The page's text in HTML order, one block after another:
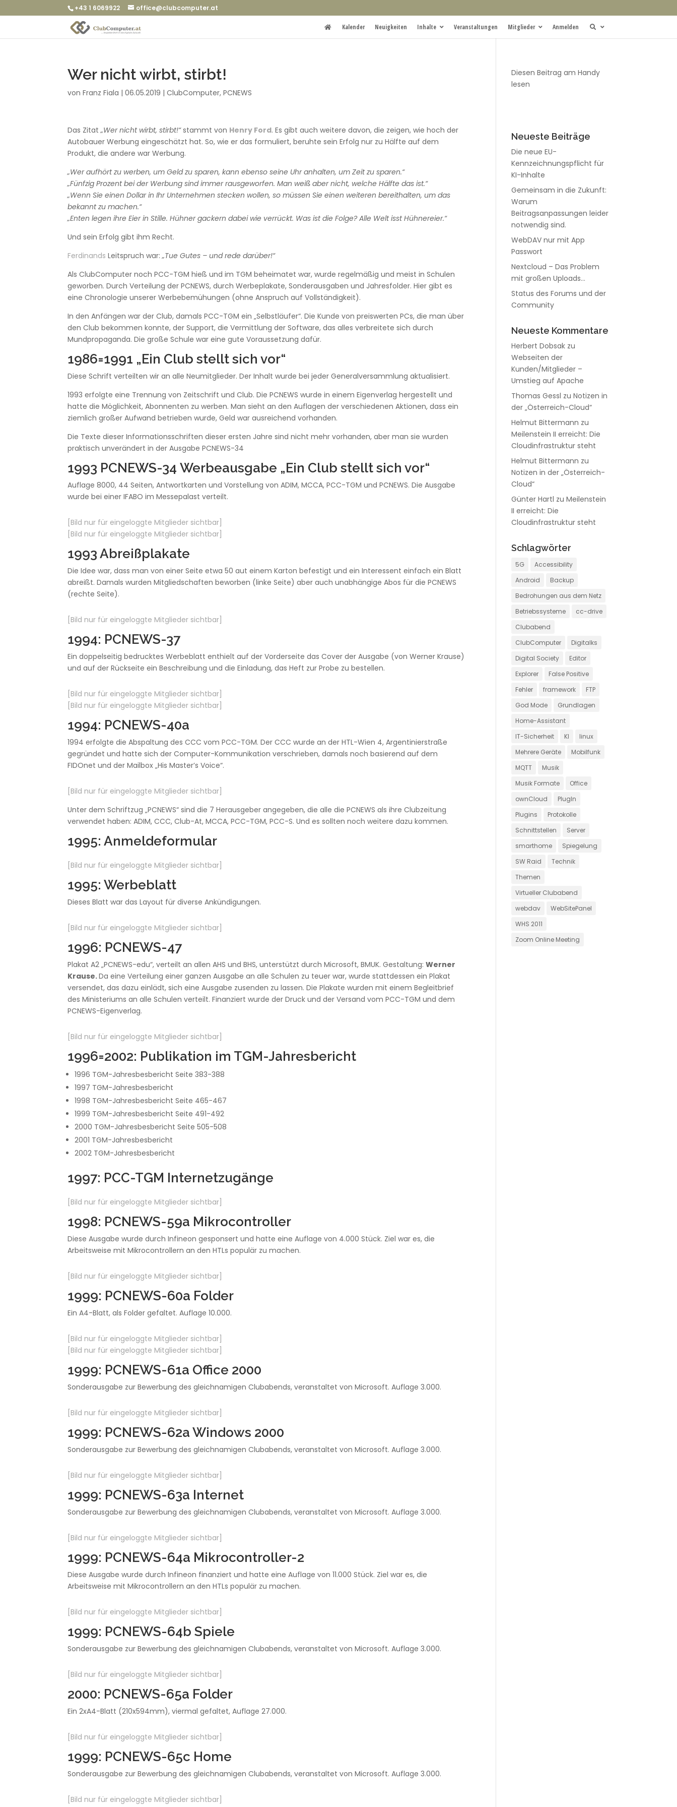
+43 1 6069922 office@clubcomputer.at
Kalender Neuigkeiten Inhalte Veranstaltungen Mitglieder Anmelden
Wer nicht wirbt, stirbt!
vonFranz Fiala |06.05.2019 |ClubComputer,PCNEWS
Das Zitat„Wer nicht wirbt, stirbt!“stammt von Henry Ford. Es gibt auch weitere davon, die zeigen, wie hoch der
Autobauer Werbung eingeschätzt hat. So, wie er das formuliert, beruhte sein Erfolg nur zu Hälfte auf dem
Produkt, die andere war Werbung.
„Wer aufhört zu werben, um Geld zu sparen, kann ebenso seine Uhr anhalten, um Zeit zu sparen.“
„Fünfzig Prozent bei der Werbung sind immer rausgeworfen. Man weiß aber nicht, welche Hälfte das ist.“
„Wenn Sie einen Dollar in Ihr Unternehmen stecken wollen, so müssen Sie einen weiteren bereithalten, um das
bekannt zu machen.“
„Enten legen ihre Eier in Stille. Hühner gackern dabei wie verrückt. Was ist die Folge? Alle Welt isst Hühnereier.“
Und sein Erfolg gibt ihm Recht.
Ferdinands Leitspruch war:„Tue Gutes – und rede darüber!“
Als ClubComputer noch PCC-TGM hieß und im TGM beheimatet war, wurde regelmäßig und meist in Schulen
geworben. Durch Verteilung der PCNEWS, durch Werbeplakate, Sonderausgaben und Jahresfolder. Hier gibt es
eine Chronologie unserer Werbebemühungen (ohne Anspruch auf Vollständigkeit).
In den Anfängen war der Club, damals PCC-TGM ein „Selbstläufer“. Die Kunde von preiswerten PCs, die man über
den Club bekommen konnte, der Support, die Vermittlung der Software, das alles verbreitete sich durch
Mundpropaganda. Die große Schule war eine gute Voraussetzung dafür.
1986=1991 „Ein Club stellt sich vor“
Diese Schrift verteilten wir an alle Neumitglieder. Der Inhalt wurde bei jeder Generalversammlung aktualisiert.
1993 erfolgte eine Trennung von Zeitschrift und Club. Die PCNEWS wurde in einem Eigenverlag hergestellt und
hatte die Möglichkeit, Abonnenten zu werben. Man sieht an den Auflagen der verschiedenen Aktionen, dass ein
ziemlich großer Aufwand betrieben wurde, Geld war ausreichend vorhanden.
Die Texte dieser Informationsschriften dieser ersten Jahre sind nicht mehr vorhanden, aber man sie wurden
praktisch unverändert in der Ausgabe PCNEWS-34
1993 PCNEWS-34 Werbeausgabe „Ein Club stellt sich vor“
Auflage 8000, 44 Seiten, Antwortkarten und Vorstellung von ADIM, MCCA, PCC-TGM und PCNEWS. Die Ausgabe
wurde bei einer IFABO im Messepalast verteilt.
[Bild nur für eingeloggte Mitglieder sichtbar]
[Bild nur für eingeloggte Mitglieder sichtbar]
1993 Abreißplakate
Die Idee war, dass man von einer Seite etwa 50 aut einem Karton befestigt und ein Interessent einfach ein Blatt
abreißt. Damals wurden Mitgliedschaften beworben (linke Seite) aber auch unabhängige Abos für die PCNEWS
(rechte Seite).
[Bild nur für eingeloggte Mitglieder sichtbar]
1994: PCNEWS-37
Ein doppelseitig bedrucktes Werbeblatt enthielt auf der Vorderseite das Cover der Ausgabe (von Werner Krause)
und auf der Rückseite ein Beschreibung und die Einladung, das Heft zur Probe zu bestellen.
[Bild nur für eingeloggte Mitglieder sichtbar]
[Bild nur für eingeloggte Mitglieder sichtbar]
1994: PCNEWS-40a
1994 erfolgte die Abspaltung des CCC vom PCC-TGM. Der CCC wurde an der HTL-Wien 4, Argentinierstraße
gegründet und hatte sich der Computer-Kommunikation verschrieben, damals noch basierend auf dem
FIDOnet und der Mailbox „His Master’s Voice“.
[Bild nur für eingeloggte Mitglieder sichtbar]
Unter dem Schriftzug „PCNEWS“ sind die 7 Herausgeber angegeben, die alle die PCNEWS als ihre Clubzeitung
verwendet haben: ADIM, CCC, Club-At, MCCA, PCC-TGM, PCC-S. Und es sollten noch weitere dazu kommen.
1995: Anmeldeformular
[Bild nur für eingeloggte Mitglieder sichtbar]
1995: Werbeblatt
Dieses Blatt war das Layout für diverse Ankündigungen.
[Bild nur für eingeloggte Mitglieder sichtbar]
1996: PCNEWS-47
Plakat A2 „PCNEWS-edu“, verteilt an allen AHS und BHS, unterstützt durch Microsoft, BMUK. Gestaltung:Werner
Krause.Da eine Verteilung einer ganzen Ausgabe an alle Schulen zu teuer war, wurde stattdessen ein Plakat
versendet, das dazu einlädt, sich eine Ausgabe zusenden zu lassen. Die Plakate wurden mit einem Begleitbrief
des Ministeriums an alle Schulen verteilt. Finanziert wurde der Druck und der Versand vom PCC-TGM und dem
PCNEWS-Eigenverlag.
[Bild nur für eingeloggte Mitglieder sichtbar]
1996=2002: Publikation im TGM-Jahresbericht
1996 TGM-Jahresbesbericht Seite 383-388
1997 TGM-Jahresbesbericht
1998 TGM-Jahresbesbericht Seite 465-467
1999 TGM-Jahresbesbericht Seite 491-492
2000 TGM-Jahresbesbericht Seite 505-508
2001 TGM-Jahresbesbericht
2002 TGM-Jahresbesbericht
1997: PCC-TGM Internetzugänge
[Bild nur für eingeloggte Mitglieder sichtbar]
1998: PCNEWS-59a Mikrocontroller
Diese Ausgabe wurde durch Infineon gesponsert und hatte eine Auflage von 4.000 Stück. Ziel war es, die
Arbeitsweise mit Mikrocontrollern an den HTLs populär zu machen.
[Bild nur für eingeloggte Mitglieder sichtbar]
1999: PCNEWS-60a Folder
Ein A4-Blatt, als Folder gefaltet. Auflage 10.000.
[Bild nur für eingeloggte Mitglieder sichtbar]
[Bild nur für eingeloggte Mitglieder sichtbar]
1999: PCNEWS-61a Office 2000
Sonderausgabe zur Bewerbung des gleichnamigen Clubabends, veranstaltet von Microsoft. Auflage 3.000.
[Bild nur für eingeloggte Mitglieder sichtbar]
1999: PCNEWS-62a Windows 2000
Sonderausgabe zur Bewerbung des gleichnamigen Clubabends, veranstaltet von Microsoft. Auflage 3.000.
[Bild nur für eingeloggte Mitglieder sichtbar]
1999: PCNEWS-63a Internet
Sonderausgabe zur Bewerbung des gleichnamigen Clubabends, veranstaltet von Microsoft. Auflage 3.000.
[Bild nur für eingeloggte Mitglieder sichtbar]
1999: PCNEWS-64a Mikrocontroller-2
Diese Ausgabe wurde durch Infineon finanziert und hatte eine Auflage von 11.000 Stück. Ziel war es, die
Arbeitsweise mit Mikrocontrollern an den HTLs populär zu machen.
[Bild nur für eingeloggte Mitglieder sichtbar]
1999: PCNEWS-64b Spiele
Sonderausgabe zur Bewerbung des gleichnamigen Clubabends, veranstaltet von Microsoft. Auflage 3.000.
[Bild nur für eingeloggte Mitglieder sichtbar]
2000: PCNEWS-65a Folder
Ein 2xA4-Blatt (210x594mm), viermal gefaltet, Auflage 27.000.
[Bild nur für eingeloggte Mitglieder sichtbar]
1999: PCNEWS-65c Home
Sonderausgabe zur Bewerbung des gleichnamigen Clubabends, veranstaltet von Microsoft. Auflage 3.000.
[Bild nur für eingeloggte Mitglieder sichtbar]
Diesen Beitrag am Handy
lesen
Neueste Beiträge
Die neue EU-
Kennzeichnungspflicht für
KI-Inhalte
Gemeinsam in die Zukunft:
Warum
Beitragsanpassungen leider
notwendig sind.
WebDAV nur mit App
Passwort
Nextcloud – Das Problem
mit großen Uploads…
Status des Forums und der
Community
Neueste Kommentare
Herbert Dobsak zu
Webseiten der
Kunden/Mitglieder –
Umstieg auf Apache
Thomas Gessl zuNotizen in
der „Österreich-Cloud“
Helmut Bittermann zu
Meilenstein II erreicht: Die
Cloudinfrastruktur steht
Helmut Bittermann zu
Notizen in der „Österreich-
Cloud“
Günter Hartl zuMeilenstein
II erreicht: Die
Cloudinfrastruktur steht
Schlagwörter
5G
Accessibility
Android
Backup
Bedrohungen aus dem Netz
Betriebssysteme
cc-drive
Clubabend
ClubComputer
Digitalks
Digital Society
Editor
Explorer
False Positive
Fehler
framework
FTP
God Mode
Grundlagen
Home-Assistant
IT-Sicherheit
KI
linux
Mehrere Geräte
Mobilfunk
MQTT
Musik
Musik Formate
Office
ownCloud
PlugIn
Plugins
Protokolle
Schnittstellen
Server
smarthome
Spiegelung
SW Raid
Technik
Themen
Virtueller Clubabend
webdav
WebSitePanel
WHS 2011
Zoom Online Meeting